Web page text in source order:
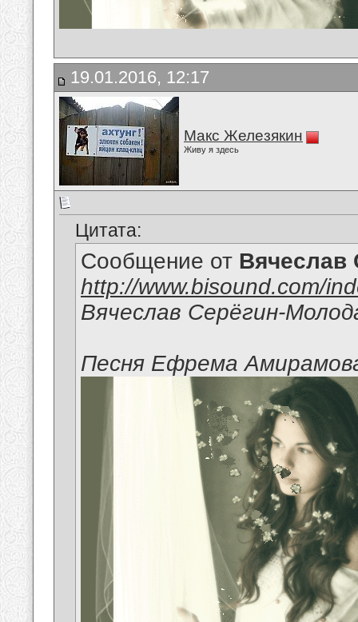
19.01.2016, 12:17
Макс Железякин
Живу я здесь
Цитата:
Сообщение от Вячеслав
http://www.bisound.com/
Вячеслав Серёгин-
Песня Ефрема